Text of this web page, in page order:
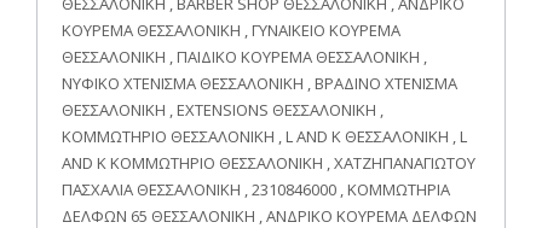
ΚΟΥΡΕΜΑ ΘΕΣΣΑΛΟΝΙΚΗ , ΓΥΝΑΙΚΕΙΟ ΚΟΥΡΕΜΑ
ΘΕΣΣΑΛΟΝΙΚΗ , ΠΑΙΔΙΚΟ ΚΟΥΡΕΜΑ ΘΕΣΣΑΛΟΝΙΚΗ ,
ΝΥΦΙΚΟ ΧΤΕΝΙΣΜΑ ΘΕΣΣΑΛΟΝΙΚΗ , ΒΡΑΔΙΝΟ ΧΤΕΝΙΣΜΑ
ΘΕΣΣΑΛΟΝΙΚΗ , EXTENSIONS ΘΕΣΣΑΛΟΝΙΚΗ ,
ΚΟΜΜΩΤΗΡΙΟ ΘΕΣΣΑΛΟΝΙΚΗ , L AND K ΘΕΣΣΑΛΟΝΙΚΗ , L
AND K ΚΟΜΜΩΤΗΡΙΟ ΘΕΣΣΑΛΟΝΙΚΗ , ΧΑΤΖΗΠΑΝΑΓΙΩΤΟΥ
ΠΑΣΧΑΛΙΑ ΘΕΣΣΑΛΟΝΙΚΗ , 2310846000 , ΚΟΜΜΩΤΗΡΙΑ
ΔΕΛΦΩΝ 65 ΘΕΣΣΑΛΟΝΙΚΗ , ΑΝΔΡΙΚΟ ΚΟΥΡΕΜΑ ΔΕΛΦΩΝ